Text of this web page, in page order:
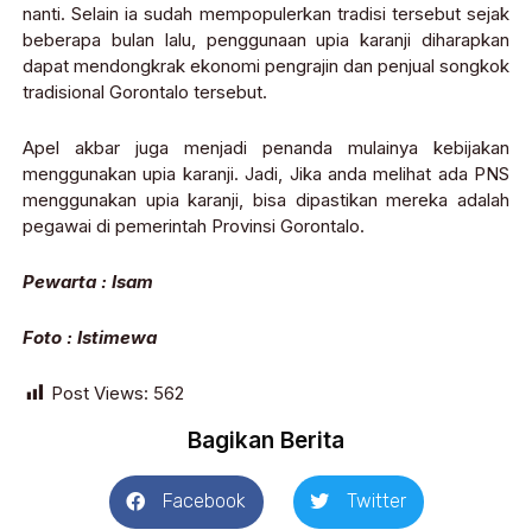
nanti. Selain ia sudah mempopulerkan tradisi tersebut sejak
beberapa bulan lalu, penggunaan upia karanji diharapkan
dapat mendongkrak ekonomi pengrajin dan penjual songkok
tradisional Gorontalo tersebut.
Apel akbar juga menjadi penanda mulainya kebijakan
menggunakan upia karanji. Jadi, Jika anda melihat ada PNS
menggunakan upia karanji, bisa dipastikan mereka adalah
pegawai di pemerintah Provinsi Gorontalo.
Pewarta : Isam
Foto : Istimewa
Post Views: 562
Bagikan Berita
Facebook Twitter